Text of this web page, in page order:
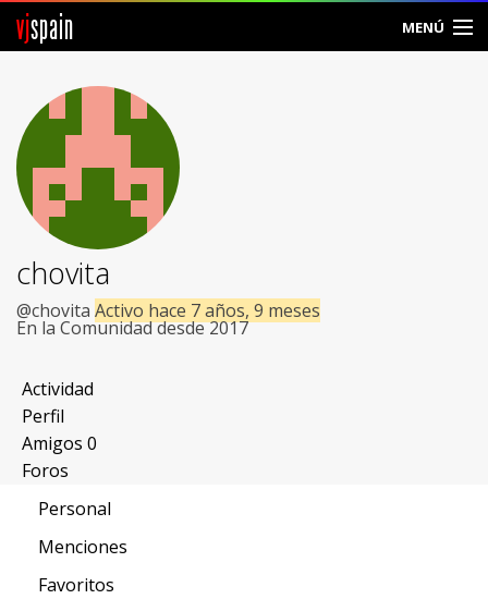
vjspain MENÚ
Foros
Noticias
Vjspain
Ayuda
Contacto
Entrar
Crear Cuenta
chovita
@chovita Activo hace 7 años, 9 meses
En la Comunidad desde 2017
Actividad
Perfil
Amigos 0
Foros
Personal
Menciones
Favoritos